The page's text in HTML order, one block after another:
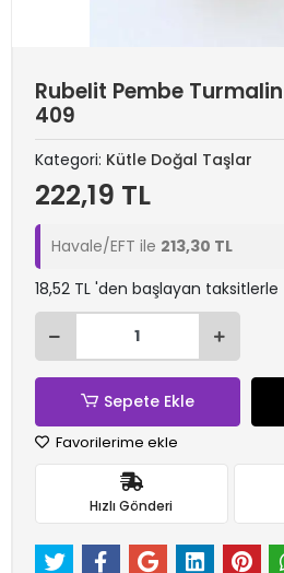
Rubelit Pembe
409
Kategori: Kütle Doğal Taşlar
222,19 TL
Havale/EFT ile 213,30 TL
18,52 TL 'den başlayan taksitlerle
Sepete Ekle
Favorilerime ekle
Hızlı Gönderi